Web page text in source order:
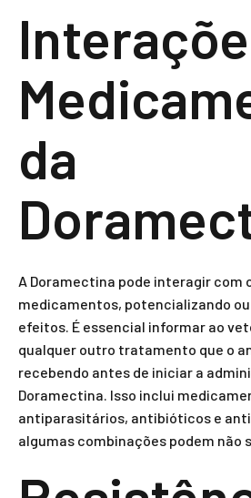
da
A Doramectina pode interagir com
medicamentos, potencializando
efeitos. É essencial informar ao
qualquer outro tratamento que o
recebendo antes de iniciar a
Doramectina. Isso inclui
antiparasitários, antibióticos e
algumas combinações podem não